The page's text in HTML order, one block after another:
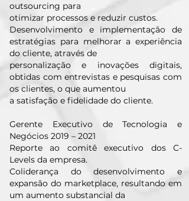
outsourcing para
otimizar processos e reduzir custos.
Desenvolvimento e implementação de
estratégias para melhorar a experiência
do cliente, através de
personalização e inovações digitais,
obtidas com entrevistas e pesquisas com
os clientes, o que aumentou
a satisfação e fidelidade do cliente.
Gerente Executivo de Tecnologia e
Negócios 2019 – 2021
Reporte ao comitê executivo dos C-
Levels da empresa.
Coliderança do desenvolvimento e
expansão do marketplace, resultando em
um aumento substancial da